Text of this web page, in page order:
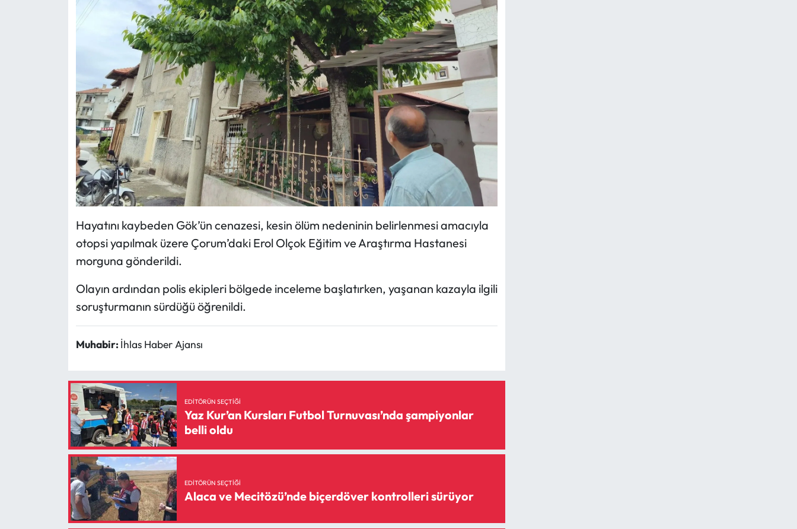
Hayatını kaybeden Gök’ün cenazesi, kesin ölüm nedeninin belirlenmesi amacıyla
otopsi yapılmak üzere Çorum’daki Erol Olçok Eğitim ve Araştırma Hastanesi
morguna gönderildi.
Olayın ardından polis ekipleri bölgede inceleme başlatırken, yaşanan kazayla ilgili
soruşturmanın sürdüğü öğrenildi.
Muhabir: İhlas Haber Ajansı
EDITÖRÜN SEÇTIĞI
Yaz Kur’an Kursları Futbol Turnuvası’nda şampiyonlar
belli oldu
EDITÖRÜN SEÇTIĞI
Alaca ve Mecitözü’nde biçerdöver kontrolleri sürüyor